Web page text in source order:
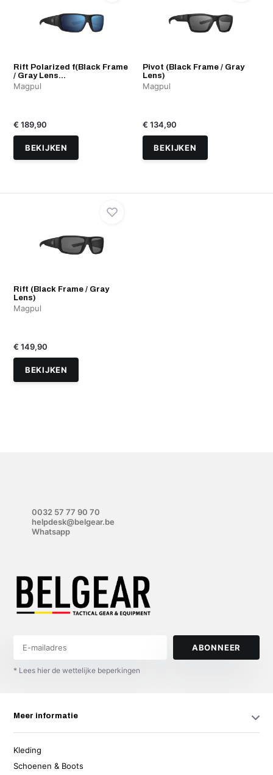
Rift Polarized f(Black Frame
/ Gray Lens...
Magpul
€ 189,90
BEKIJKEN
Pivot (Black Frame / Gray
Lens)
Magpul
€ 134,90
BEKIJKEN
Rift (Black Frame / Gray
Lens)
Magpul
€ 149,90
BEKIJKEN
0032 57 77 90 70
helpdesk@belgear.be
Whatsapp
ABONNEER
* Lees hier de wettelijke beperkingen
Meer informatie
Kleding
Schoenen & Boots